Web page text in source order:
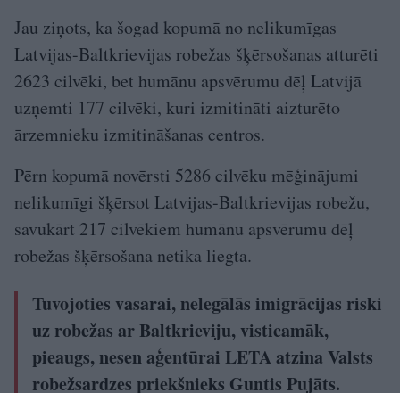
Jau ziņots, ka šogad kopumā no nelikumīgas
Latvijas-Baltkrievijas robežas šķērsošanas atturēti
2623 cilvēki, bet humānu apsvērumu dēļ Latvijā
uzņemti 177 cilvēki, kuri izmitināti aizturēto
ārzemnieku izmitināšanas centros.
Pērn kopumā novērsti 5286 cilvēku mēģinājumi
nelikumīgi šķērsot Latvijas-Baltkrievijas robežu,
savukārt 217 cilvēkiem humānu apsvērumu dēļ
robežas šķērsošana netika liegta.
Tuvojoties vasarai, nelegālās imigrācijas riski
uz robežas ar Baltkrieviju, visticamāk,
pieaugs, nesen aģentūrai LETA atzina Valsts
robežsardzes priekšnieks Guntis Pujāts.